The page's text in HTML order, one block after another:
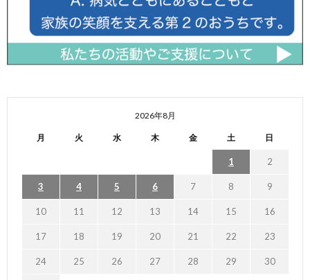
2026年8月
月 火 水 木 金 土 日
1 2
3 4 5 6 7 8 9
10 11 12 13 14 15 16
17 18 19 20 21 22 23
24 25 26 27 28 29 30